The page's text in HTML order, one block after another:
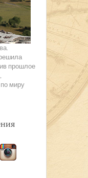
прошлое
миру